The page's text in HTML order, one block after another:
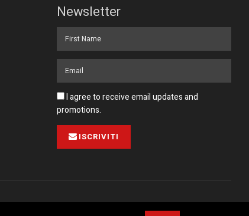
Newsletter
I agree to receive email updates and
promotions.
ISCRIVITI
Pubblicità Collabora con noi Contatto Privacy Policy